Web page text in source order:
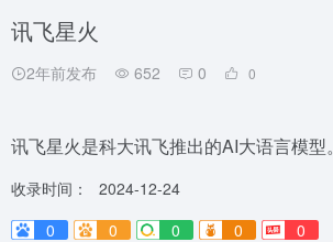
讯飞星火
2年前发布 652 0 0
讯飞星火是科大讯飞推出的AI大语言模型。
收录时间：
2024-12-24
0
0 0 0 0